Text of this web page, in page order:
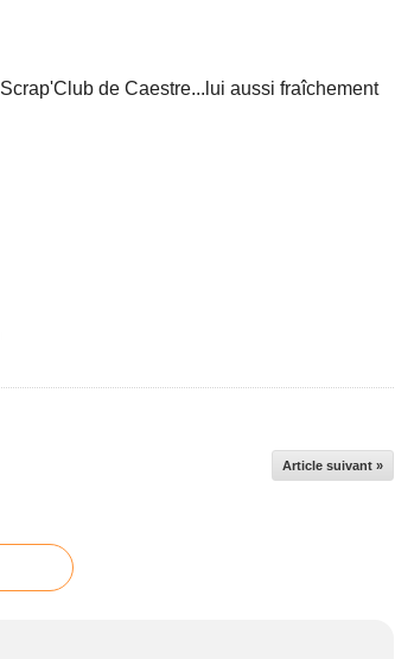
de Caestre...lui aussi fraîchement
Article suivant »